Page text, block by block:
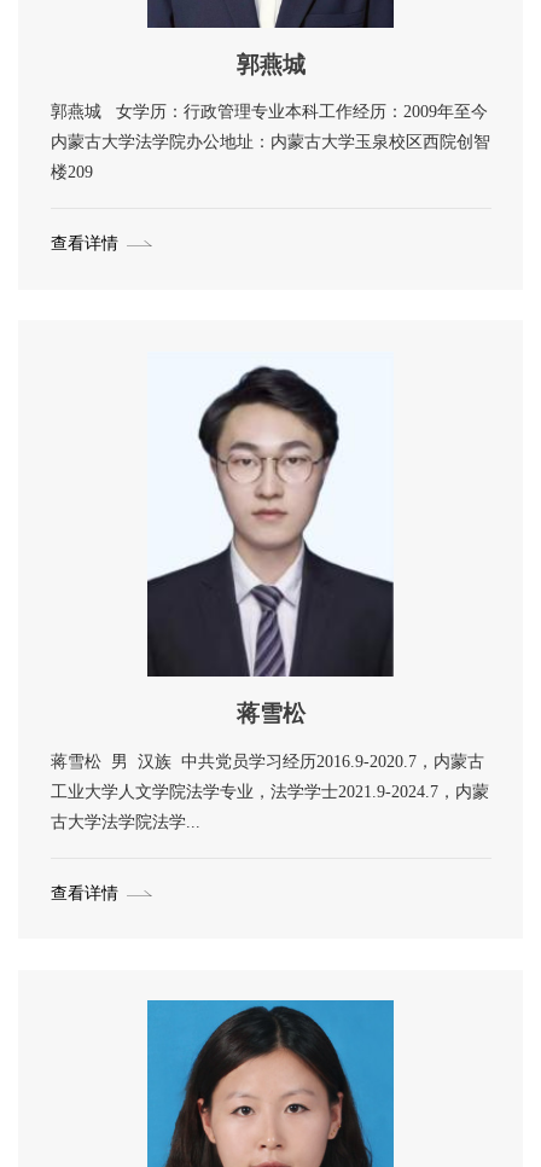
郭燕城
郭燕城 女学历：行政管理专业本科工作经历：2009年至今
内蒙古大学法学院办公地址：内蒙古大学玉泉校区西院创智
楼209
查看详情
蒋雪松
蒋雪松 男 汉族 中共党员学习经历2016.9-2020.7，内蒙古
工业大学人文学院法学专业，法学学士2021.9-2024.7，内蒙
古大学法学院法学...
查看详情